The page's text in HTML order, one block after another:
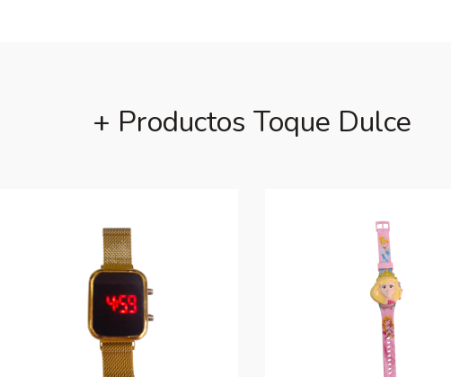
+ Productos Toque Dulce